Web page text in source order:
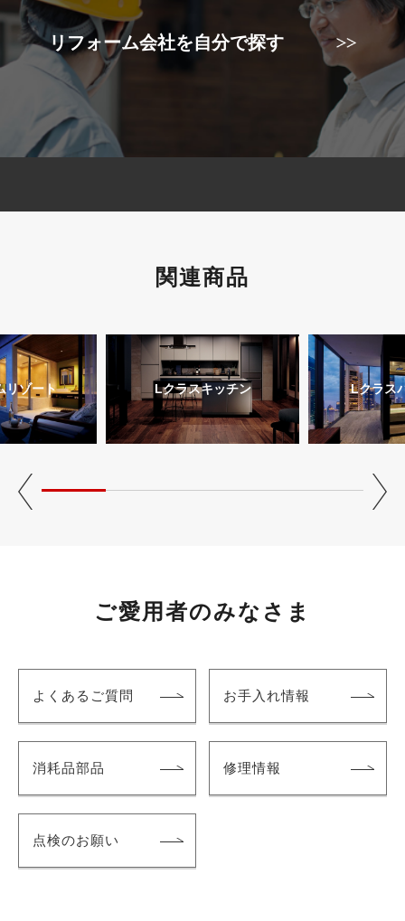
リフォーム会社を自分で探す
関連商品
リゾート Lクラスキッチン Lクラス
ご愛用者のみなさま
よくあるご質問 お手入れ情報
消耗品部品 修理情報
点検のお願い